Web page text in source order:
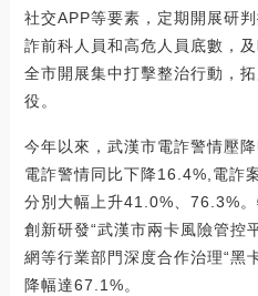
社交APP等要素，定期開展研
詐前科人員和高危人員底數，
全市開展集中打擊整治行動，
役。
今年以來，武漢市電詐警情壓
電詐警情同比下降16.4%,電詐
分別大幅上升41.0%、76.3%
創新研發“武漢市兩卡風險管控
網等行業部門深度合作治理“黑
降幅達67.1%。